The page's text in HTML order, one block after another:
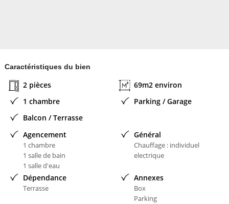
Caractéristiques du bien
2 pièces
69m2 environ
1 chambre
Parking / Garage
Balcon / Terrasse
Agencement
1 chambre
1 salle de bain
1 salle d'eau
Général
Chauffage : individuel
electrique
Dépendance
Terrasse
Annexes
Box
Parking